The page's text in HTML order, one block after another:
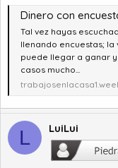
Dinero con
Tal vez hayas
llenando encuestas; la
puede llegar a ganar
casos mucho...
L LuiLui